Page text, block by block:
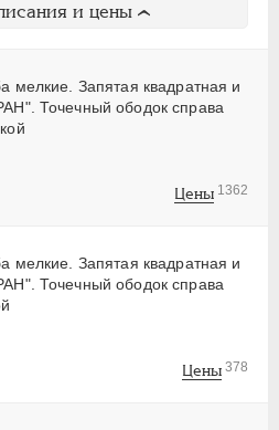
и цены
мелкие. Запятая квадратная и
Точечный ободок справа
Цены 1362
мелкие. Запятая квадратная и
Точечный ободок справа
Цены 378